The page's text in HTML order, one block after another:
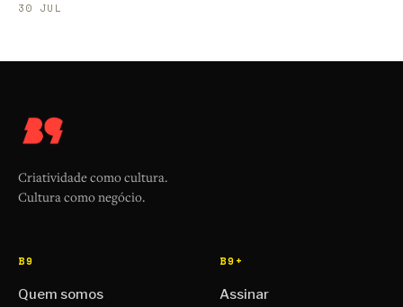
30 JUL
Criatividade como cultura.
Cultura como negócio.
B9
Quem somos
B9+
Assinar